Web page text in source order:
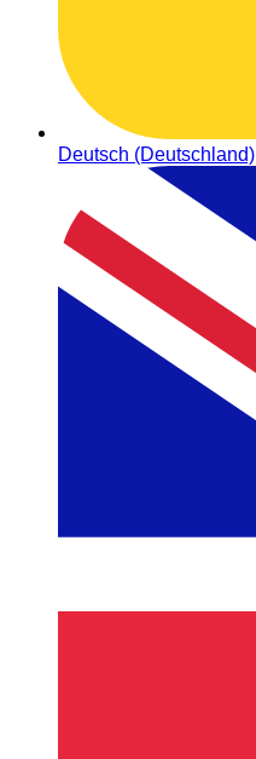
Deutsch (Deutschland)